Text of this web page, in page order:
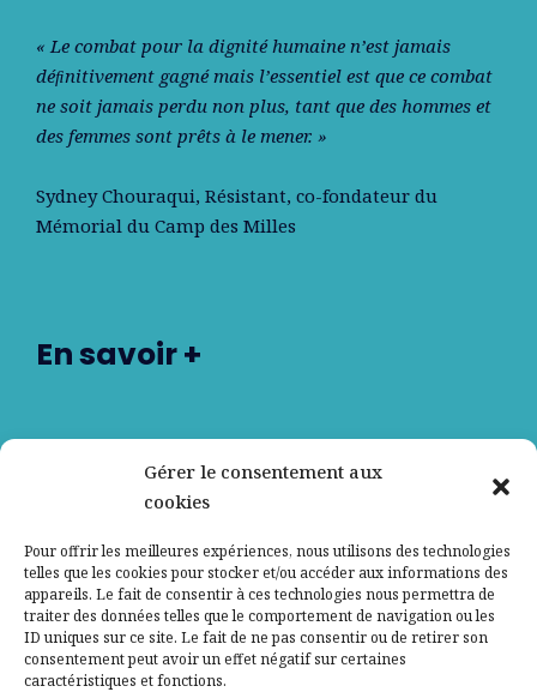
Gérer le consentement aux
cookies
Pour offrir les meilleures expériences, nous utilisons des technologies
telles que les cookies pour stocker et/ou accéder aux informations des
appareils. Le fait de consentir à ces technologies nous permettra de
traiter des données telles que le comportement de navigation ou les
ID uniques sur ce site. Le fait de ne pas consentir ou de retirer son
consentement peut avoir un effet négatif sur certaines
caractéristiques et fonctions.
« Le combat pour la dignité humaine n’est jamais
déﬁnitivement gagné mais l’essentiel est que ce combat
ne soit jamais perdu non plus, tant que des hommes et
des femmes sont prêts à le mener. »
Sydney Chouraqui, Résistant, co-fondateur du
Mémorial du Camp des Milles
En savoir +
Contactez-nous
Mentions légales